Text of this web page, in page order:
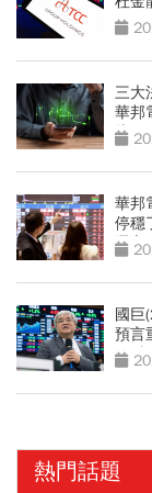
三大
華邦
坑」
華邦
停穩
選它
國巨
預言
亞科
熱門話題